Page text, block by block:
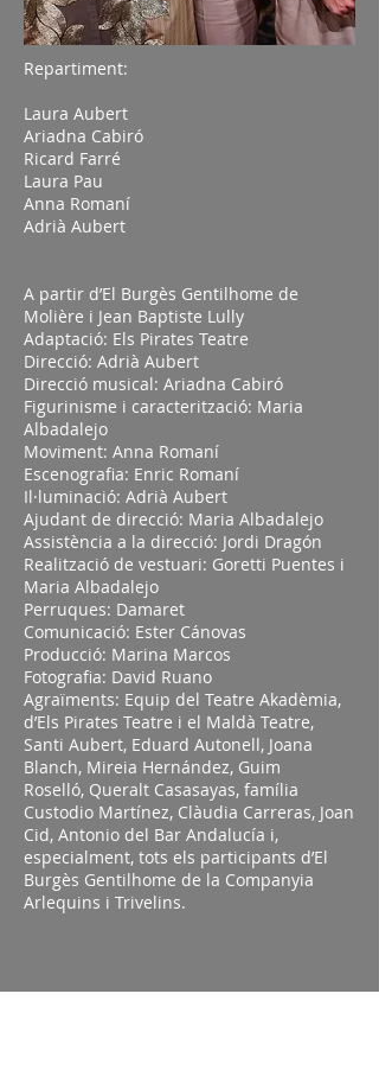
Repartiment:
Laura Aubert
Ariadna Cabiró
Ricard Farré
Laura Pau
Anna Romaní
Adrià Aubert
A partir d’El Burgès Gentilhome de
Molière i Jean Baptiste Lully
Adaptació: Els Pirates Teatre
Direcció: Adrià Aubert
Direcció musical: Ariadna Cabiró
Figurinisme i caracterització: Maria
Albadalejo
Moviment: Anna Romaní
Escenografia: Enric Romaní
Il·luminació: Adrià Aubert
Ajudant de direcció: Maria Albadalejo
Assistència a la direcció: Jordi Dragón
Realització de vestuari: Goretti Puentes i
Maria Albadalejo
Perruques: Damaret
Comunicació: Ester Cánovas
Producció: Marina Marcos
Fotografia: David Ruano
Agraïments: Equip del Teatre Akadèmia,
d’Els Pirates Teatre i el Maldà Teatre,
Santi Aubert, Eduard Autonell, Joana
Blanch, Mireia Hernández, Guim
Roselló, Queralt Casasayas, família
Custodio Martínez, Clàudia Carreras, Joan
Cid, Antonio del Bar Andalucía i,
especialment, tots els participants d’El
Burgès Gentilhome de la Companyia
Arlequins i Trivelins.